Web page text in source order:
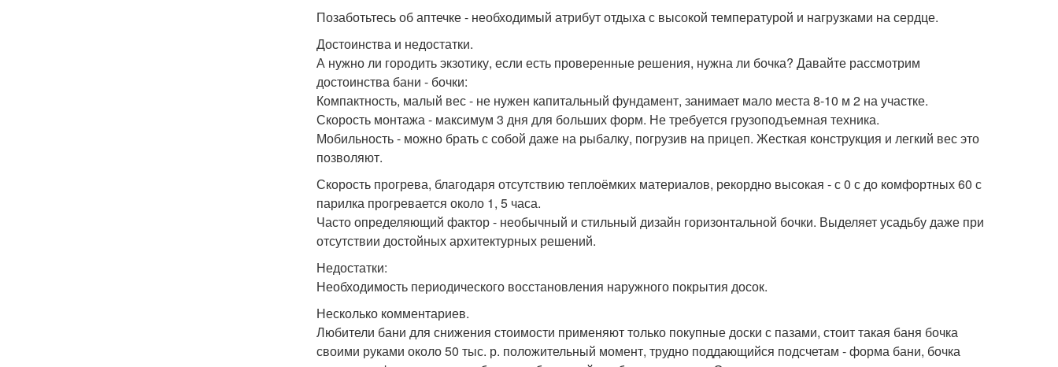
Позаботьтесь об аптечке - необходимый атрибут отдыха с высокой температурой и нагрузками на сердце.
Достоинства и недостатки.
А нужно ли городить экзотику, если есть проверенные решения, нужна ли бочка? Давайте рассмотрим
достоинства бани - бочки:
Компактность, малый вес - не нужен капитальный фундамент, занимает мало места 8-10 м 2 на участке.
Скорость монтажа - максимум 3 дня для больших форм. Не требуется грузоподъемная техника.
Мобильность - можно брать с собой даже на рыбалку, погрузив на прицеп. Жесткая конструкция и легкий вес это
позволяют.
Скорость прогрева, благодаря отсутствию теплоёмких материалов, рекордно высокая - с 0 с до комфортных 60 с
парилка прогревается около 1, 5 часа.
Часто определяющий фактор - необычный и стильный дизайн горизонтальной бочки. Выделяет усадьбу даже при
отсутствии достойных архитектурных решений.
Недостатки:
Необходимость периодического восстановления наружного покрытия досок.
Несколько комментариев.
Любители бани для снижения стоимости применяют только покупные доски с пазами, стоит такая баня бочка
своими руками около 50 тыс. р. положительный момент, трудно поддающийся подсчетам - форма бани, бочка